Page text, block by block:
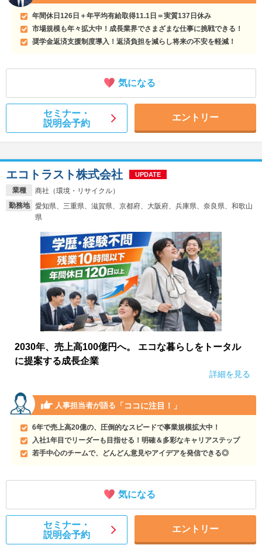
年間休日126日＋年平均有給取得11.1日＝実質137日休み
市場規模も年々拡大中！成長業界でさまざまな仕事に挑戦できる！
奨学金返済支援制度導入！返済負担を減らし将来の不安を軽減！
気になる
セミナー・
説明会予約
エントリー
業種
商社（環境・リサイクル）
勤務地
愛知県、三重県、滋賀県、京都府、大阪府、兵庫県、奈良県、和歌山
県
エコトラスト株式会社 UPDATE
2030年、売上高100億円へ。 エコな暮らしをトータル
に提案する成長企業
詳細を見る
人事担当者が語る 「ココに注目！」
6年で売上高20億の、圧倒的なスピードで事業規模拡大中！
入社1年目でリーダーも目指せる！明確＆多彩なキャリアステップ
若手中心のチームで、どんどん意見やアイデアを発信できる◎
気になる
セミナー・
説明会予約
エントリー